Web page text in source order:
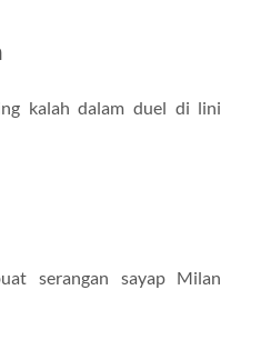
kalah dalam duel di lini
serangan sayap Milan